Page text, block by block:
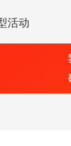
活动